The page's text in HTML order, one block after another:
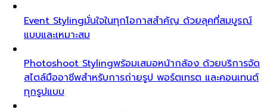
Event Stylingมั่นใจในทุกโอกาสสำคัญ ด้วยลุคที่สมบูรณ์
แบบและเหมาะสม
Photoshoot Stylingพร้อมเสมอหน้ากล้อง ด้วยบริการจัด
สไตล์มืออาชีพสำหรับการถ่ายรูป พอร์ตเทรต และคอนเทนต์
ทุกรูปแบบ